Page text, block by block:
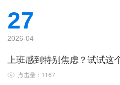
27
2026-04
上班感到特别焦虑？试试这
点击量：1167